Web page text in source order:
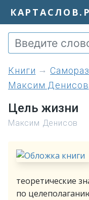
книги
Максим Денисов
Цель жизни
Максим Денисов
теоретические
по